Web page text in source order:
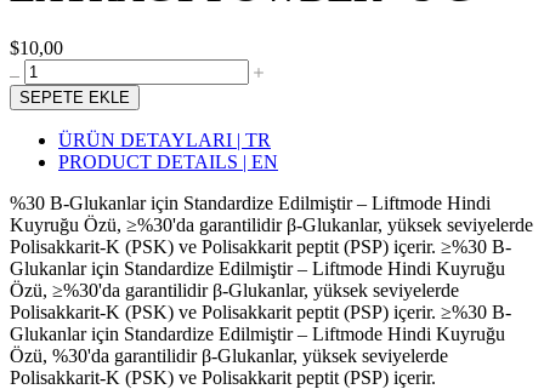
$10,00
SEPETE EKLE
ÜRÜN DETAYLARI | TR
PRODUCT DETAILS | EN
%30 Β-Glukanlar için Standardize Edilmiştir – Liftmode Hindi
Kuyruğu Özü, ≥%30'da garantilidir β-Glukanlar, yüksek seviyelerde
Polisakkarit-K (PSK) ve Polisakkarit peptit (PSP) içerir. ≥%30 Β-
Glukanlar için Standardize Edilmiştir – Liftmode Hindi Kuyruğu
Özü, ≥%30'da garantilidir β-Glukanlar, yüksek seviyelerde
Polisakkarit-K (PSK) ve Polisakkarit peptit (PSP) içerir. ≥%30 Β-
Glukanlar için Standardize Edilmiştir – Liftmode Hindi Kuyruğu
Özü, %30'da garantilidir β-Glukanlar, yüksek seviyelerde
Polisakkarit-K (PSK) ve Polisakkarit peptit (PSP) içerir.